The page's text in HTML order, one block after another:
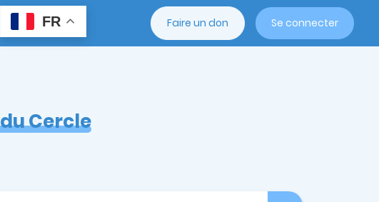
FR Faire un don Se connecter
Cercle